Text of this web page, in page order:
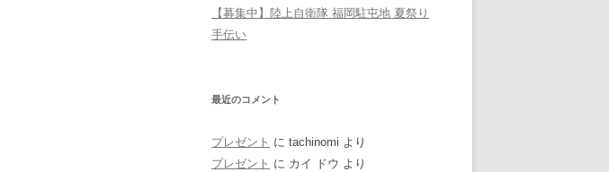
【募集中】陸上自衛隊 福岡駐屯地 夏祭り
手伝い
最近のコメント
プレゼント に tachinomi より
プレゼント に カイ ドウ より